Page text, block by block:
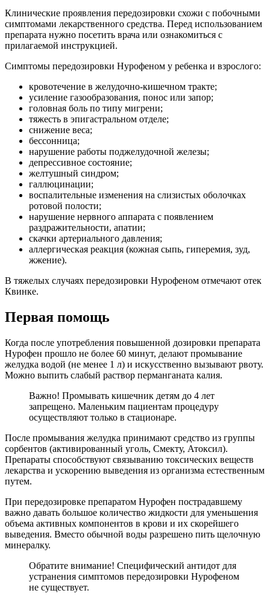
Клинические проявления передозировки схожи с побочными
симптомами лекарственного средства. Перед использованием
препарата нужно посетить врача или ознакомиться с
прилагаемой инструкцией.
Симптомы передозировки Нурофеном у ребенка и взрослого:
кровотечение в желудочно-кишечном тракте;
усиление газообразования, понос или запор;
головная боль по типу мигрени;
тяжесть в эпигастральном отделе;
снижение веса;
бессонница;
нарушение работы поджелудочной железы;
депрессивное состояние;
желтушный синдром;
галлюцинации;
воспалительные изменения на слизистых оболочках
ротовой полости;
нарушение нервного аппарата с появлением
раздражительности, апатии;
скачки артериального давления;
аллергическая реакция (кожная сыпь, гиперемия, зуд,
жжение).
В тяжелых случаях передозировки Нурофеном отмечают отек
Квинке.
Первая помощь
Когда после употребления повышенной дозировки препарата
Нурофен прошло не более 60 минут, делают промывание
желудка водой (не менее 1 л) и искусственно вызывают рвоту.
Можно выпить слабый раствор перманганата калия.
Важно! Промывать кишечник детям до 4 лет
запрещено. Маленьким пациентам процедуру
осуществляют только в стационаре.
После промывания желудка принимают средство из группы
сорбентов (активированный уголь, Смекту, Атоксил).
Препараты способствуют связыванию токсических веществ
лекарства и ускорению выведения из организма естественным
путем.
При передозировке препаратом Нурофен пострадавшему
важно давать большое количество жидкости для уменьшения
объема активных компонентов в крови и их скорейшего
выведения. Вместо обычной воды разрешено пить щелочную
минералку.
Обратите внимание! Специфический антидот для
устранения симптомов передозировки Нурофеном
не существует.